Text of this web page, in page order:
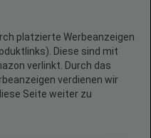
platzierte Werbeanzeigen
Diese sind mit
verlinkt. Durch das
verdienen wir
Seite weiter zu